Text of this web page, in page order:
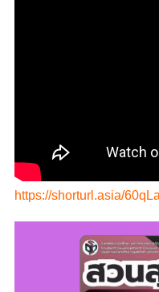
https://shorturl.asia/60qLa